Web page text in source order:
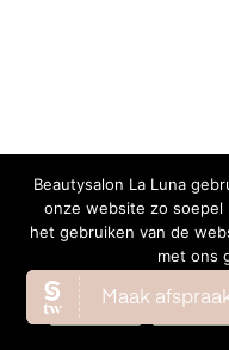
Beautysalon La Luna
onze website zo soepel
het gebruiken van de
met ons
OK LEES